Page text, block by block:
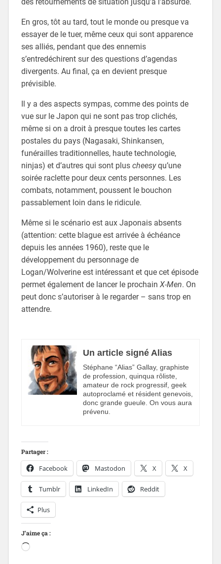
des retournements de situation jusqu’à l’absurde.
En gros, tôt au tard, tout le monde ou presque va
essayer de le tuer, même ceux qui sont apparence
ses alliés, pendant que des ennemis
s’entredéchirent sur des questions d’agendas
divergents. Au final, ça en devient presque
prévisible.
Il y a des aspects sympas, comme des points de
vue sur le Japon qui ne sont pas trop clichés,
même si on a droit à presque toutes les cartes
postales du pays (Nagasaki, Shinkansen,
funérailles traditionnelles, haute technologie,
ninjas) et d’autres qui sont plus cheesyqu’une
soirée raclette pour deux cents personnes. Les
combats, notamment, poussent le bouchon
passablement loin dans le ridicule.
Même si le scénario est aux Japonais absents
(attention: cette blague est arrivée à échéance
depuis les années 1960), reste que le
développement du personnage de
Logan/Wolverine est intéressant et que cet épisode
permet également de lancer le prochain X-Men. On
peut donc s’autoriser à le regarder – sans trop en
attendre.
Un article signé Alias
Stéphane “Alias” Gallay, graphiste
de profession, quinqua rôliste,
amateur de rock progressif, geek
autoproclamé et résident genevois,
donc grande gueule. On vous aura
prévenu.
Partager :
Facebook Mastodon X X
Tumblr LinkedIn Reddit
Plus
J’aime ça :